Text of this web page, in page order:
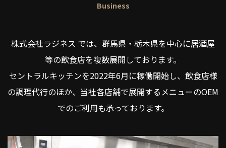
Business
株式会社ラジネス では、群馬県・栃木県を中心に居酒屋
等の飲食店を複数展開しております。
セントラルキッチンを2022年6月に稼働開始し、飲食店様
の調理代行のほか、当社各店舗で展開するメニューのOEM
でのご利用も承っております。